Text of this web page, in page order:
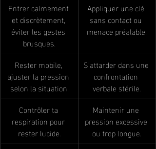
Entrer calmement
et discrètement,
éviter les gestes
brusques.
Appliquer une clé
sans contact ou
menace préalable.
Rester mobile,
ajuster la pression
selon la situation.
S’attarder dans une
confrontation
verbale stérile.
Contrôler ta
respiration pour
rester lucide.
Maintenir une
pression excessive
ou trop longue.